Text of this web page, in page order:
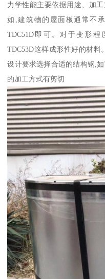
力学性能主要依据用途、加
如,建筑物的屋面板通常不
TDC51D即可。对于变形程
TDC53D这样成形性好的材
设计要求选择合适的结构钢,如
的加工方式有剪切